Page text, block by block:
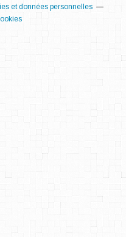
et données personnelles